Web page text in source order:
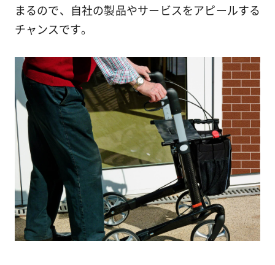
まるので、自社の製品やサービスをアピールする
チャンスです。